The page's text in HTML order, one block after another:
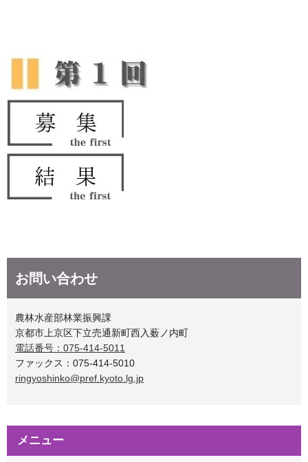
お問い合わせ
農林水産部林業振興課
京都市上京区下立売通新町西入薮ノ内町
電話番号：075-414-5011
ファックス：075-414-5010
ringyoshinko@pref.kyoto.lg.jp
メニュー